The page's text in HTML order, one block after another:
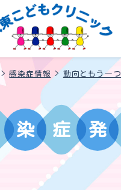
>感染症情報 > 動向ともう一つ
染 症 発